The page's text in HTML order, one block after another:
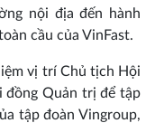
nội địa đến hành
cầu của VinFast.
vị trí Chủ tịch Hội
đồng Quản trị để tập
tập đoàn Vingroup,